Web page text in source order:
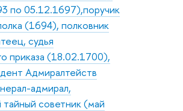
по 05.12.1697),поручик
(1694), полковник
судья
приказа (18.02.1700),
Адмиралтейств
адмирал,
советник (май